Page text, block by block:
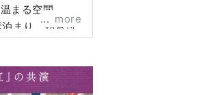
まる空間。 静
まり、朝食付
more